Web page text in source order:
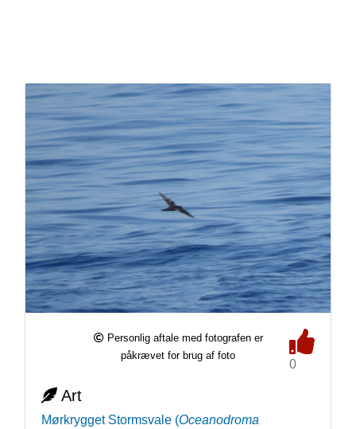
Personlig aftale med fotografen er
påkrævet for brug af foto
0
Art
Mørkrygget Stormsvale (Oceanodroma